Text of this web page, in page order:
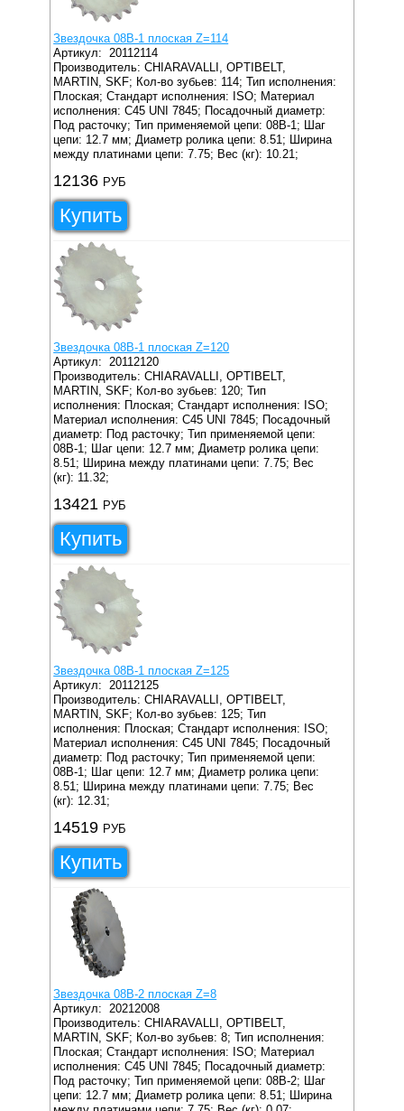
Звездочка 08B-1 плоская Z=114
Артикул: 20112114
Производитель: CHIARAVALLI, OPTIBELT,
MARTIN, SKF; Кол-во зубьев: 114; Тип исполнения:
Плоская; Стандарт исполнения: ISO; Материал
исполнения: C45 UNI 7845; Посадочный диаметр:
Под расточку; Тип применяемой цепи: 08B-1;
Шаг
цепи: 12.7 мм; Диаметр ролика цепи: 8.51;
Ширина
между платинами цепи: 7.75; Вес (кг): 10.21;
12136 РУБ
Купить
Звездочка 08B-1 плоская Z=120
Артикул: 20112120
Производитель: CHIARAVALLI, OPTIBELT,
MARTIN, SKF; Кол-во зубьев: 120; Тип
исполнения: Плоская; Стандарт исполнения: ISO;
Материал исполнения: C45 UNI 7845; Посадочный
диаметр: Под расточку; Тип применяемой цепи:
08B-1;
Шаг цепи: 12.7 мм; Диаметр ролика цепи:
8.51;
Ширина между платинами цепи: 7.75; Вес
(кг): 11.32;
13421 РУБ
Купить
Звездочка 08B-1 плоская Z=125
Артикул: 20112125
Производитель: CHIARAVALLI, OPTIBELT,
MARTIN, SKF; Кол-во зубьев: 125; Тип
исполнения: Плоская; Стандарт исполнения: ISO;
Материал исполнения: C45 UNI 7845; Посадочный
диаметр: Под расточку; Тип применяемой цепи:
08B-1;
Шаг цепи: 12.7 мм; Диаметр ролика цепи:
8.51;
Ширина между платинами цепи: 7.75; Вес
(кг): 12.31;
14519 РУБ
Купить
Звездочка 08B-2 плоская Z=8
Артикул: 20212008
Производитель: CHIARAVALLI, OPTIBELT,
MARTIN, SKF; Кол-во зубьев: 8; Тип исполнения:
Плоская; Стандарт исполнения: ISO; Материал
исполнения: C45 UNI 7845; Посадочный диаметр:
Под расточку; Тип применяемой цепи: 08B-2;
Шаг
цепи: 12.7 мм; Диаметр ролика цепи: 8.51;
Ширина